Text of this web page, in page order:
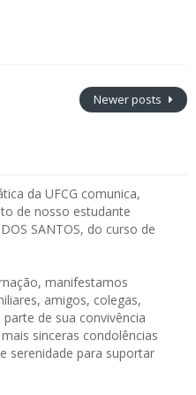
Newer posts
da UFCG comunica,
de nosso estudante
SANTOS, do curso de
manifestamos
amigos, colegas,
de sua convivência
sinceras condolências
serenidade para suportar